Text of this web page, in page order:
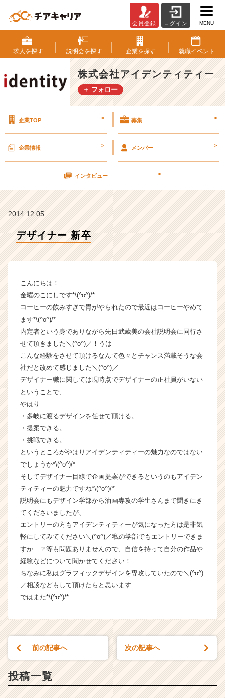
ザ
イ
ナ
ー
新
卒
社
デ
ン
の
イ
イ
|
ン
チ
ャ
ー・
成
か
カ
が
届
く
活
サ
イ
チ
ア
キ
ア
e
会員登録 ログイン MENU
求人を探す 説明会を探す 企業を探す 就職イベント
株式会社アイデンティティー
＋ フォロー
企業TOP > 募集 >
企業情報 > メンバー >
インタビュー >
2014.12.05
デザイナー 新卒
こんにちは！
金曜のこにしです*\(^o^)/*
コーヒーの飲みすぎで胃がやられたので最近はコーヒーやめて
ます*\(^o^)/*
内定者という身でありながら先日武蔵美の会社説明会に同行さ
せて頂きました＼(^o^)／！うは
こんな経験をさせて頂けるなんて色々とチャンス満載そうな会
社だと改めて感じました＼(^o^)／
デザイナー職に関しては現時点でデザイナーの正社員がいない
ということで、
やはり
・多岐に渡るデザインを任せて頂ける。
・提案できる。
・挑戦できる。
というところがやはりアイデンティティーの魅力なのではない
でしょうか*\(^o^)/*
そしてデザイナー目線で企画提案ができるというのもアイデン
ティティーの魅力ですね*\(^o^)/*
説明会にもデザイン学部から油画専攻の学生さんまで聞きにき
てくださいましたが、
エントリーの方もアイデンティティーが気になった方は是非気
軽にしてみてください＼(^o^)／私の学部でもエントリーできま
すか…？等も問題ありませんので、自信を持って自分の作品や
経験などについて聞かせてください！
ちなみに私はグラフィックデザインを専攻していたので＼(^o^)
／相談などもして頂けたらと思います
ではまた*\(^o^)/*
前の記事へ 次の記事へ
投稿一覧